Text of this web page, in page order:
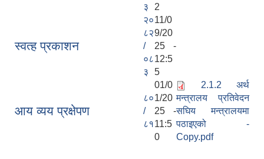
३
2
स्वत्ह प्रकाशन
२०
८२
/
०८
३
11/0
9/20
25 -
12:5
5
आय व्यय प्रक्षेपण
८०
/
८१
01/0
1/20
25 -
11:5
0
2.1.2 अर्थ
मन्त्रालय प्रतिवेदन
सघिय मन्त्रालयमा
पठाइएको -
Copy.pdf